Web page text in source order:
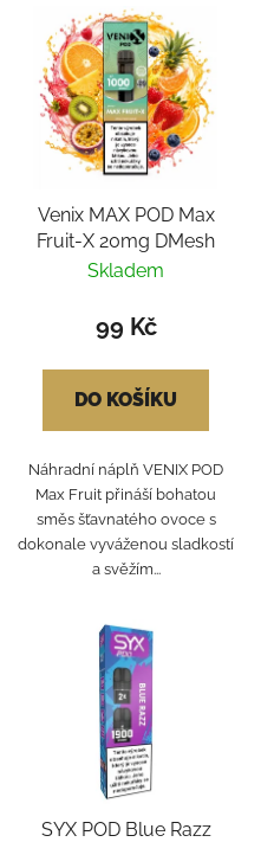
Venix MAX POD Max
Fruit-X 20mg DMesh
Skladem
99 Kč
DO KOŠÍKU
Náhradní náplň VENIX POD
Max Fruit přináší bohatou
směs šťavnatého ovoce s
dokonale vyváženou sladkostí
a svěžím...
SYX POD Blue Razz